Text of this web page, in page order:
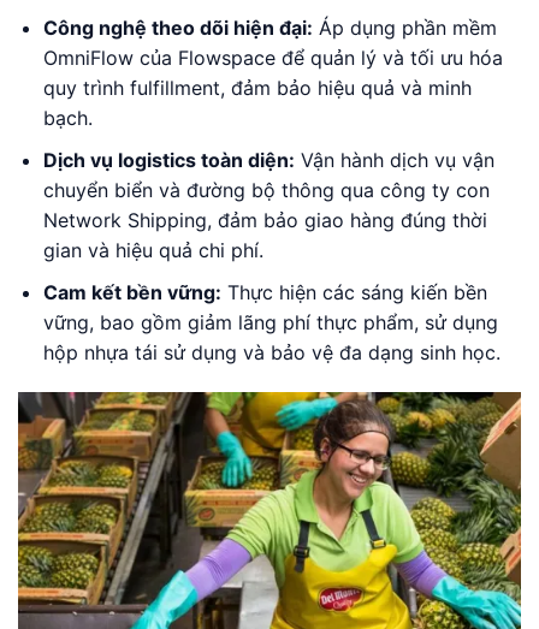
Công nghệ theo dõi hiện đại: Áp dụng phần mềm
OmniFlow của Flowspace để quản lý và tối ưu hóa
quy trình fulfillment, đảm bảo hiệu quả và minh
bạch.
Dịch vụ logistics toàn diện: Vận hành dịch vụ vận
chuyển biển và đường bộ thông qua công ty con
Network Shipping, đảm bảo giao hàng đúng thời
gian và hiệu quả chi phí.
Cam kết bền vững: Thực hiện các sáng kiến bền
vững, bao gồm giảm lãng phí thực phẩm, sử dụng
hộp nhựa tái sử dụng và bảo vệ đa dạng sinh học.